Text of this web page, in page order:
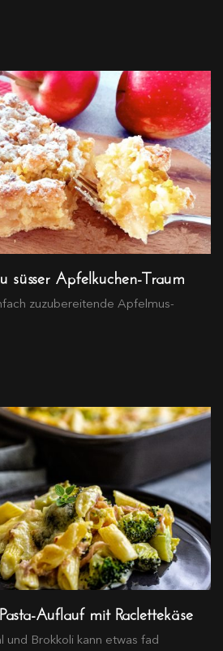
süsser Apfelkuchen-Traum
zuzubereitende Apfelmus-
Auflauf mit Raclettekäse
und Brokkoli kann etwas fad